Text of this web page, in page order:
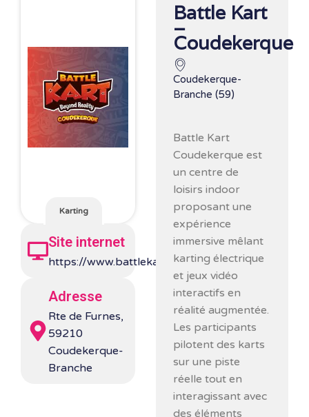
Karting
Site internet
https://www.battlekart.com/en/
Adresse
Rte de Furnes,
59210
Coudekerque-
Branche
Battle Kart
–
Coudekerque
Coudekerque-
Branche (59)
Battle Kart
Coudekerque est
un centre de
loisirs indoor
proposant une
expérience
immersive mêlant
karting électrique
et jeux vidéo
interactifs en
réalité augmentée.
Les participants
pilotent des karts
sur une piste
réelle tout en
interagissant avec
des éléments